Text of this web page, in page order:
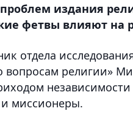
издания
фетвы влияют на
отдела
вопросам религии»
миссионеры.